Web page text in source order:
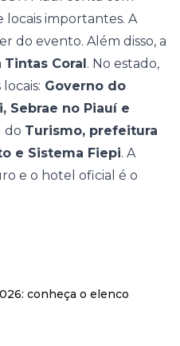
locais importantes. A
do evento. Além disso, a
Tintas Coral. No estado,
Governo do
Sebrae no Piauí e
do Turismo, prefeitura
e Sistema Fiepi. A
e o hotel oficial é o
conheça o elenco